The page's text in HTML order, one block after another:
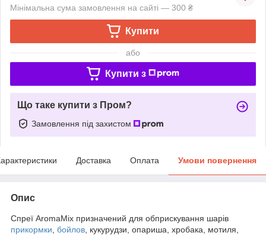
Мінімальна сума замовлення на сайті — 300 ₴
Купити
або
Купити з
Що таке купити з Пром?
Замовлення під захистом
Доставка Оплата Умови повернення
Опис
Спреї AromaMix призначений для обприскування шарів
прикормки бойлов , кукурудзи, опариша, хробака, мотиля,